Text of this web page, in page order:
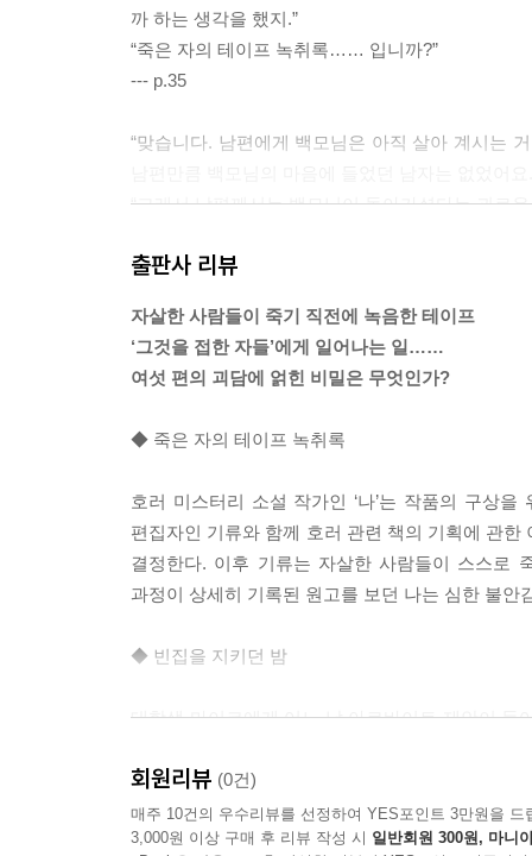
까 하는 생각을 했지.”
“죽은 자의 테이프 녹취록…… 입니까?”
--- p.35
“맞습니다. 남편에게 백모님은 아직 살아 계시는
“그래서 남편께서는 백모님이 돌아가셨다는 괴로
미쓰노부는 백모가 살아 있다고 생각하는 척하는
한데 네가히산에 오를 거라면 반드시 오쿠미야
무서운 전승이 이곳에 전해 내려오고 있는 탓이다.
이 적혀 있어서, 그런 쪽 이야기를 좋아하는 편인
--- p.157
그런 오싹한 이야기를 노인은 하염없이 이어나갔
생긴다. 분명 잠이 확 깰 만한 이야기뿐이었지만,
--- p.224
르는 체하고 그 자리를 바로 떠야 한다. 그러지 않
--- p.275
출판사 리뷰
자살한 사람들이 죽기 직전에 녹음한 테이프
‘그것을 접한 자들’에게 일어나는 일……
여섯 편의 괴담에 얽힌 비밀은 무엇인가?
◆ 죽은 자의 테이프 녹취록
호러 미스터리 소설 작가인 ‘나’는 작품의 구상
편집자인 기류와 함께 호러 관련 책의 기획에 관한
결정한다. 이후 기류는 자살한 사람들이 스스로
과정이 상세히 기록된 원고를 보던 나는 심한 불안
◆ 빈집을 지키던 밤
대학생 마이코에게 어느 날 아르바이트 제안이 들
수 있다는 제안에 마이코는 솔깃한다. 그러나 봐
부부의 언사에서 불길한 느낌을 받는다.
회원리뷰 (0건)
매주 10건의 우수리뷰를 선정하여 YES포인트 3만원을 드
3,000원 이상 구매 후 리뷰 작성 시 일반회원 300원, 마니